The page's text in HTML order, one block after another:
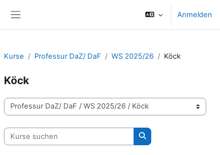
Anmelden
Kurse Professur DaZ/ DaF WS 2025/26 Köck
Köck
Kursbereiche
Kurse suchen
Kurse suchen